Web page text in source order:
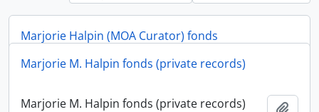
Marjorie Halpin (MOA Curator) fonds
Marjorie Halpin (MOA Curator) fonds
Marjorie M. Halpin fonds (private records)
Marjorie M. Halpin fonds (private records)